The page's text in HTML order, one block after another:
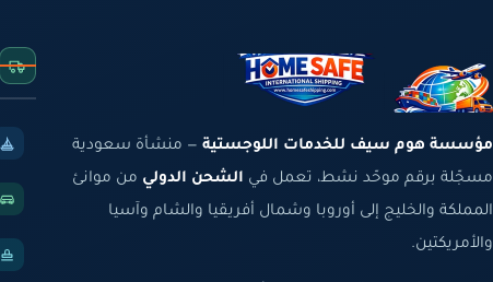
مؤسسة هوم سيف للخدمات اللوجستية — منشأة سعودية
مسجّلة برقم موحّد نشط، تعمل في الشحن الدولي من موانئ
المملكة والخليج إلى أوروبا وشمال أفريقيا والشام وآسيا
والأمريكتين.